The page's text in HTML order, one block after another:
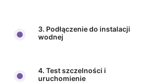
3. Podłączenie do instalacji
wodnej
4. Test szczelności i
uruchomienie